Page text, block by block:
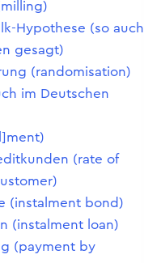
Hypothese (so auch
gesagt)
(randomisation)
im Deutschen
(rate of
(instalment bond)
(instalment loan)
(payment by